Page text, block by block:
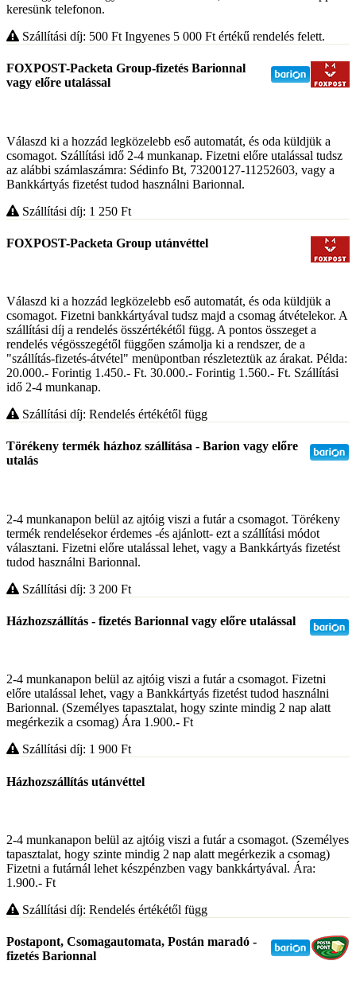
keresünk telefonon.
Szállítási díj: 500 Ft Ingyenes 5 000 Ft értékű rendelés felett.
FOXPOST-Packeta Group-fizetés Barionnal
vagy előre utalással
Válaszd ki a hozzád legközelebb eső automatát, és oda küldjük a
csomagot. Szállítási idő 2-4 munkanap. Fizetni előre utalással tudsz
az alábbi számlaszámra: Sédinfo Bt, 73200127-11252603, vagy a
Bankkártyás fizetést tudod használni Barionnal.
Szállítási díj: 1 250 Ft
FOXPOST-Packeta Group utánvéttel
Válaszd ki a hozzád legközelebb eső automatát, és oda küldjük a
csomagot. Fizetni bankkártyával tudsz majd a csomag átvételekor. A
szállítási díj a rendelés összértékétől függ. A pontos összeget a
rendelés végösszegétől függően számolja ki a rendszer, de a
"szállítás-fizetés-átvétel" menüpontban részleteztük az árakat. Példa:
20.000.- Forintig 1.450.- Ft. 30.000.- Forintig 1.560.- Ft. Szállítási
idő 2-4 munkanap.
Szállítási díj: Rendelés értékétől függ
Törékeny termék házhoz szállítása - Barion vagy előre
utalás
2-4 munkanapon belül az ajtóig viszi a futár a csomagot. Törékeny
termék rendelésekor érdemes -és ajánlott- ezt a szállítási módot
választani. Fizetni előre utalással lehet, vagy a Bankkártyás fizetést
tudod használni Barionnal.
Szállítási díj: 3 200 Ft
Házhozszállítás - fizetés Barionnal vagy előre utalással
2-4 munkanapon belül az ajtóig viszi a futár a csomagot. Fizetni
előre utalással lehet, vagy a Bankkártyás fizetést tudod használni
Barionnal. (Személyes tapasztalat, hogy szinte mindig 2 nap alatt
megérkezik a csomag) Ára 1.900.- Ft
Szállítási díj: 1 900 Ft
Házhozszállítás utánvéttel
2-4 munkanapon belül az ajtóig viszi a futár a csomagot. (Személyes
tapasztalat, hogy szinte mindig 2 nap alatt megérkezik a csomag)
Fizetni a futárnál lehet készpénzben vagy bankkártyával. Ára:
1.900.- Ft
Szállítási díj: Rendelés értékétől függ
Postapont, Csomagautomata, Postán maradó -
fizetés Barionnal